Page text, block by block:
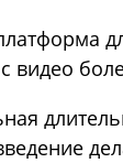
видео